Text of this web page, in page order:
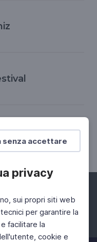
senza accettare
privacy
sui propri siti web
per garantire la
facilitare la
cookie e
e cultura
Twitter